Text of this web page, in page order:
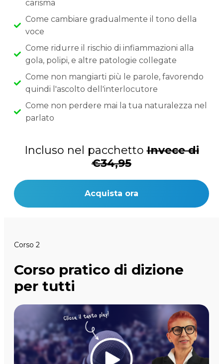
carisma
Come cambiare gradualmente il tono della
voce
Come ridurre il rischio di infiammazioni alla
gola, polipi, e altre patologie collegate
Come non mangiarti più le parole, favorendo
quindi l'ascolto dell'interlocutore
Come non perdere mai la tua naturalezza nel
parlato
Incluso nel pacchettoInvece di
€34,95
Acquista ora
Corso 2
Corso pratico di dizione
per tutti